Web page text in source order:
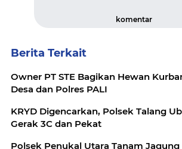
komentar
Berita Terkait
Owner PT STE Bagikan Hewan
Desa dan Polres PALI
KRYD Digencarkan, Polsek Talang
Gerak 3C dan Pekat
Polsek Penukal Utara Tanam Jagung